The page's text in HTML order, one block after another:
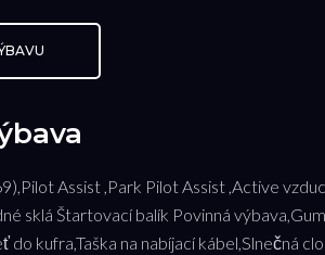
Assist ,Park Pilot Assist ,Active
sklá Štartovací balík Povinná
kufra,Taška na nabíjací kábel,Slnečná